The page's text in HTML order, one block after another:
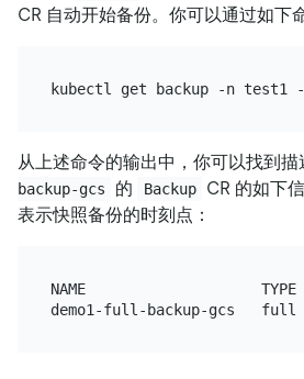
CR 自动开始备份。你可以通过如下
从上述命令的输出中，你可以找到描
backup-gcs
的 Backup CR 的如下
表示快照备份的时刻点：
NAME                    TYPE